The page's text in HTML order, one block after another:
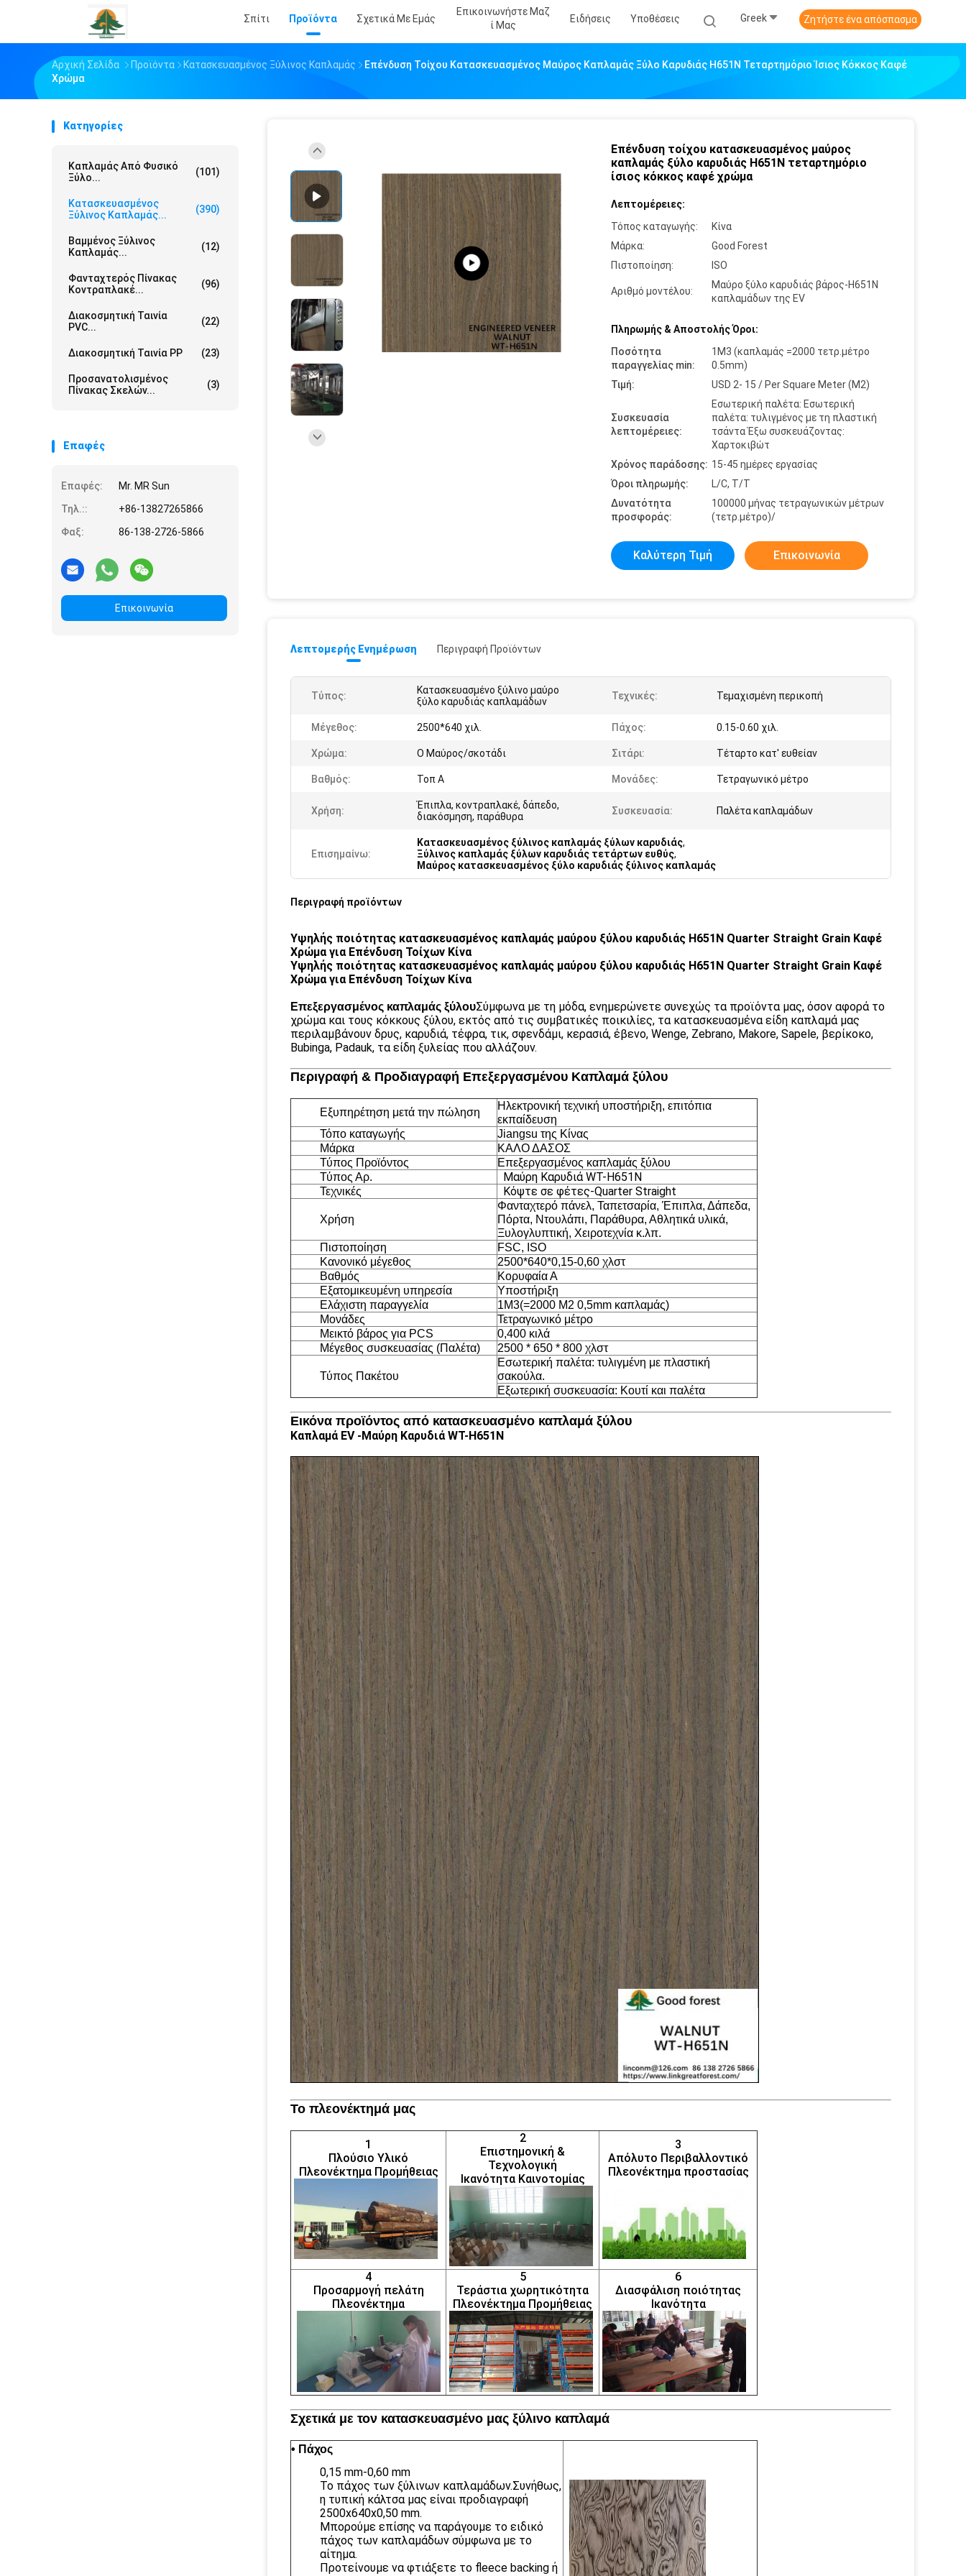
Σπίτι Προϊόντα Σχετικά Με Εμάς
Επικοινωνήστε Μαζ
Ί Μας
Ειδήσεις Υποθέσεις Greek Ζητήστε ένα απόσπασμα
Αρχική Σελίδα Προϊόντα Κατασκευασμένος Ξύλινος Καπλαμάς
Επένδυση Τοίχου Κατασκευασμένος Μαύρος Καπλαμάς Ξύλο Καρυδιάς H651N Τεταρτημόριο Ίσιος Κόκκος Καφέ
Χρώμα
Κατηγορίες
Καπλαμάς Από Φυσικό
Ξύλο...
(101)
Κατασκευασμένος
Ξύλινος Καπλαμάς...
(390)
Βαμμένος Ξύλινος
Καπλαμάς...
(12)
Φανταχτερός Πίνακας
Κοντραπλακέ...
(96)
Διακοσμητική Ταινία
PVC...
(22)
Διακοσμητική Ταινία PP (23)
Προσανατολισμένος
Πίνακας Σκελών...
(3)
Επαφές
Επαφές:
Mr. MR Sun
Τηλ.::
+86-13827265866
Φαξ:
86-138-2726-5866
Επικοινωνία
Επένδυση τοίχου κατασκευασμένος μαύρος
καπλαμάς ξύλο καρυδιάς H651N τεταρτημόριο
ίσιος κόκκος καφέ χρώμα
Λεπτομέρειες:
Τόπος καταγωγής:
Κίνα
Μάρκα:
Good Forest
Πιστοποίηση:
ISO
Αριθμό μοντέλου:
Μαύρο ξύλο καρυδιάς βάρος-H651N
καπλαμάδων της EV
Πληρωμής & Αποστολής Όροι:
Ποσότητα
παραγγελίας min:
1M3 (καπλαμάς =2000 τετρ.μέτρο
0.5mm)
Τιμή:
USD 2- 15 / Per Square Meter (M2)
Συσκευασία
λεπτομέρειες:
Εσωτερική παλέτα: Εσωτερική
παλέτα: τυλιγμένος με τη πλαστική
τσάντα Έξω συσκευάζοντας:
Χαρτοκιβώτ
Χρόνος παράδοσης: 15-45 ημέρες εργασίας
Όροι πληρωμής:
L/C, T/T
Δυνατότητα
προσφοράς:
100000 μήνας τετραγωνικών μέτρων
(τετρ.μέτρο)/
Καλύτερη Τιμή Επικοινωνία
Λεπτομερής Ενημέρωση Περιγραφή Προϊόντων
Τύπος:
Κατασκευασμένο ξύλινο μαύρο
ξύλο καρυδιάς καπλαμάδων
Τεχνικές: Τεμαχισμένη περικοπή
Μέγεθος: 2500*640 χιλ. Πάχος: 0.15-0.60 χιλ.
Χρώμα: Ο Μαύρος/σκοτάδι Σιτάρι: Τέταρτο κατ' ευθείαν
Βαθμός: Τοπ Α Μονάδες: Τετραγωνικό μέτρο
Χρήση:
Έπιπλα, κοντραπλακέ, δάπεδο,
διακόσμηση, παράθυρα
Συσκευασία: Παλέτα καπλαμάδων
Επισημαίνω:
Κατασκευασμένος ξύλινος καπλαμάς ξύλων καρυδιάς,
Ξύλινος καπλαμάς ξύλων καρυδιάς τετάρτων ευθύς,
Μαύρος κατασκευασμένος ξύλο καρυδιάς ξύλινος καπλαμάς
Περιγραφή προϊόντων
Υψηλής ποιότητας κατασκευασμένος καπλαμάς μαύρου ξύλου καρυδιάς H651N Quarter Straight Grain Καφέ
Χρώμα για Επένδυση Τοίχων Κίνα
Υψηλής ποιότητας κατασκευασμένος καπλαμάς μαύρου ξύλου καρυδιάς H651N Quarter Straight Grain Καφέ
Χρώμα για Επένδυση Τοίχων Κίνα
Επεξεργασμένος καπλαμάς ξύλουΣύμφωνα με τη μόδα, ενημερώνετε συνεχώς τα προϊόντα μας, όσον αφορά το
χρώμα και τους κόκκους ξύλου, εκτός από τις συμβατικές ποικιλίες, τα κατασκευασμένα είδη καπλαμά μας
περιλαμβάνουν δρυς, καρυδιά, τέφρα, τικ, σφενδάμι, κερασιά, έβενο, Wenge, Zebrano, Makore, Sapele, βερίκοκο,
Bubinga, Padauk, τα είδη ξυλείας που αλλάζουν.
Περιγραφή & Προδιαγραφή Επεξεργασμένου Καπλαμά ξύλου
Εξυπηρέτηση μετά την πώληση
Ηλεκτρονική τεχνική υποστήριξη, επιτόπια
εκπαίδευση
Τόπο καταγωγής
Jiangsu της Κίνας
Μάρκα
ΚΑΛΟ ΔΑΣΟΣ
Τύπος Προϊόντος
Επεξεργασμένος καπλαμάς ξύλου
Τύπος Αρ.
Μαύρη Καρυδιά WT-H651N
Τεχνικές Κόψτε σε φέτες-Quarter Straight
Χρήση
Φανταχτερό πάνελ, Ταπετσαρία, Έπιπλα, Δάπεδα,
Πόρτα, Ντουλάπι, Παράθυρα, Αθλητικά υλικά,
Ξυλογλυπτική, Χειροτεχνία κ.λπ.
Πιστοποίηση
FSC, ISO
Κανονικό μέγεθος
2500*640*0,15-0,60 χλστ
Βαθμός
Κορυφαία Α
Εξατομικευμένη υπηρεσία
Υποστήριξη
Ελάχιστη παραγγελία
1M3(=2000 M2 0,5mm καπλαμάς)
Μονάδες
Τετραγωνικό μέτρο
Μεικτό βάρος για PCS
0,400 κιλά
Μέγεθος συσκευασίας (Παλέτα)
2500 * 650 * 800 χλστ
Τύπος Πακέτου
Εσωτερική παλέτα: τυλιγμένη με πλαστική
σακούλα.
Εξωτερική συσκευασία: Κουτί και παλέτα
Εικόνα προϊόντος από κατασκευασμένο καπλαμά ξύλου
Καπλαμά EV -Μαύρη Καρυδιά WT-H651N
Το πλεονέκτημά μας
1
Πλούσιο Υλικό
Πλεονέκτημα Προμήθειας
2
Επιστημονική &
Τεχνολογική
Ικανότητα Καινοτομίας
3
Απόλυτο Περιβαλλοντικό
Πλεονέκτημα προστασίας
4
Προσαρμογή πελάτη
Πλεονέκτημα
5
Τεράστια χωρητικότητα
Πλεονέκτημα Προμήθειας
6
Διασφάλιση ποιότητας
Ικανότητα
Σχετικά με τον κατασκευασμένο μας ξύλινο καπλαμά
• Πάχος
0,15 mm-0,60 mm
Το πάχος των ξύλινων καπλαμάδων.Συνήθως,
η τυπική κάλτσα μας είναι προδιαγραφή
2500x640x0,50 mm.
Μπορούμε επίσης να παράγουμε το ειδικό
πάχος των καπλαμάδων σύμφωνα με το
αίτημα.
Προτείνουμε να φτιάξετε το fleece backing ή